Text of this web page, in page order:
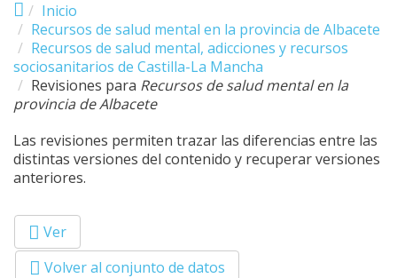
Inicio
Recursos de salud mental en la provincia de Albacete
Recursos de salud mental, adicciones y recursos
sociosanitarios de Castilla-La Mancha
Revisiones para Recursos de salud mental en la
provincia de Albacete
Las revisiones permiten trazar las diferencias entre las
distintas versiones del contenido y recuperar versiones
anteriores.
Primary tabs
Ver
Volver al conjunto de datos